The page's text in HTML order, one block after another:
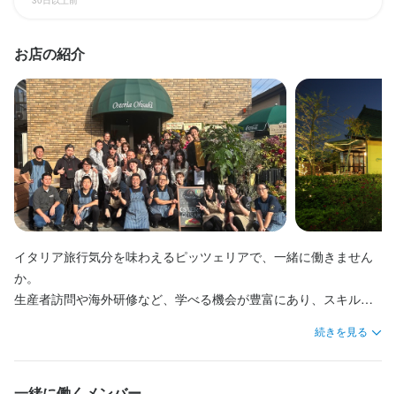
お店の紹介
イタリア旅行気分を味わえるピッツェリアで、一緒に働きません
か。
生産者訪問や海外研修など、学べる機会が豊富にあり、スキルや
蕨駅・戸田駅から徒歩約15分に位置し、本格ピッツァやイタリア
ン料理を提供するレストランです。
続きを見る
店名
埼玉県戸田市下戸田2-24-23
連絡先
048-446-0300
法人名・事業者名
株式会社大﨑
最終更新日2023/07/13
活躍できる場あります！
店名
ピッツェリア　オオサキ 本店
勤務地
埼玉県戸田市下戸田2-24-23
連絡先
048-446-0300
新しい事業が2024年度よりまたスタート致します。
是非一度お会いさせて頂きお話させてくださいませ！
店名
ピッツェリア　オオサキ 本店
勤務地
連絡先
048-446-0300
法人名・事業者名
きます。
テップアップ可能です。
っています。これまでの経験を存分に活かしながら、当店で力を
発揮してください。
本格的なイタリアンやナポリピッツァに囲まれた環境で、大変な
がらもやりがいの大きい仕事です。メリハリをつけて働き、前向
きに明るく接客できる方を歓迎します。将来的に独立を目指す方
には、現場で役立つノウハウもお伝えします。
【成長中の店舗展開】
2024年9月17日には戸田駅近くに新店舗オープンが決定してお
り、希望者は新店舗立ち上げにも携われます。あなたの力で、企
この仕事のおすすめポイント
活躍できる場が当店にはあります！
店名
ピッツェリア　オオサキ 本店
勤務地
埼玉県戸田市下戸田2-24-23
連絡先
048-446-0300
株式会社大﨑
・絶品まかない付き
・社員登用制度あり
・【真のナポリピッツァ協会】認定店舗
本格イタリアンやナポリピッツァに囲まれた職場で、やりがいを
感じながら働けます。忙しい時もありますが、スタッフが多くサ
ポート体制も万全です。前向きで明るく人と接することができる
方にぴったりの環境です。
身に付くスキル
ラテアート ワインの知識 ウイスキーの知識
リキュール・スピリッツの知識
コーヒーの知識